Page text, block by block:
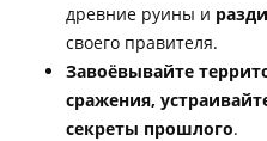
древние руины и
своего правителя.
Завоёвывайте
сражения,
секреты прошлого.